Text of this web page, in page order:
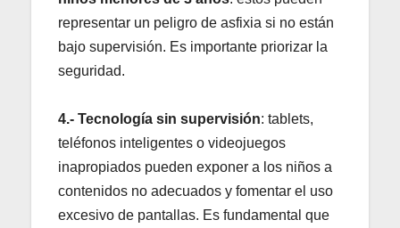
representar un peligro de asfixia si no están
bajo supervisión. Es importante priorizar la
seguridad.
4.- Tecnología sin supervisión: tablets,
teléfonos inteligentes o videojuegos
inapropiados pueden exponer a los niños a
contenidos no adecuados y fomentar el uso
excesivo de pantallas. Es fundamental que